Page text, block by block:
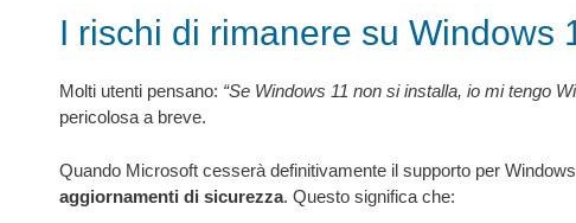
I rischi di rimanere su Windows
Molti utenti pensano: “Se Windows 11 non si installa, io mi tengo
pericolosa a breve.
Quando Microsoft cesserà definitivamente il supporto per
aggiornamenti di sicurezza. Questo significa che: